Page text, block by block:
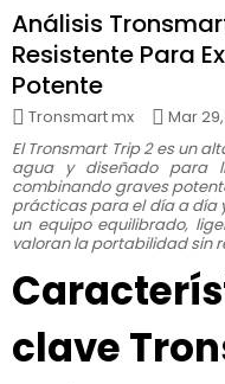
Análisis
Resistente Para
Potente
Tronsmart mx Mar
El Tronsmart Trip 2 es un
agua y diseñado para
combinando graves
prácticas para el día a día
un equipo equilibrado,
valoran la portabilidad sin
clave